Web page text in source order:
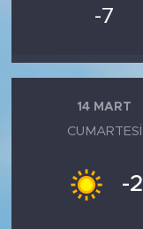
-7
14 MART
CUMARTESI
-2